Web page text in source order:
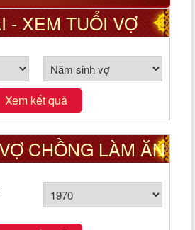
- XEM TUỔI VỢ
CUNG PHI
Xem kết quả
CHỒNG LÀM ĂN
HAY XẤU